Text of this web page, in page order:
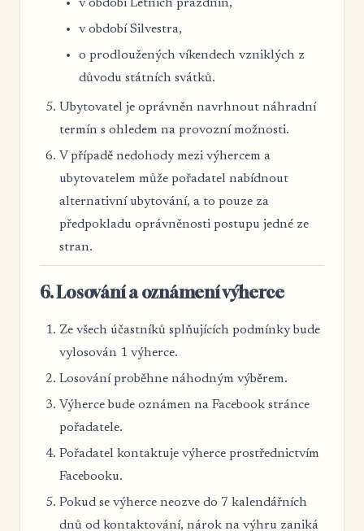
v období Letních prázdnin,
v období Silvestra,
o prodloužených víkendech vzniklých z
důvodu státních svátků.
Ubytovatel je oprávněn navrhnout náhradní
termín s ohledem na provozní možnosti.
V případě nedohody mezi výhercem a
ubytovatelem může pořadatel nabídnout
alternativní ubytování, a to pouze za
předpokladu oprávněnosti postupu jedné ze
stran.
6. Losování a oznámení výherce
Ze všech účastníků splňujících podmínky bude
vylosován 1 výherce.
Losování proběhne náhodným výběrem.
Výherce bude oznámen na Facebook stránce
pořadatele.
Pořadatel kontaktuje výherce prostřednictvím
Facebooku.
Pokud se výherce neozve do 7 kalendářních
dnů od kontaktování, nárok na výhru zaniká